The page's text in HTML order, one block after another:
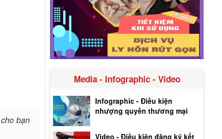
bạn
Media - Infographic - Video
Infographic - Điều kiện
nhượng quyền thương mại
Video - Điều kiện đăng ký kết